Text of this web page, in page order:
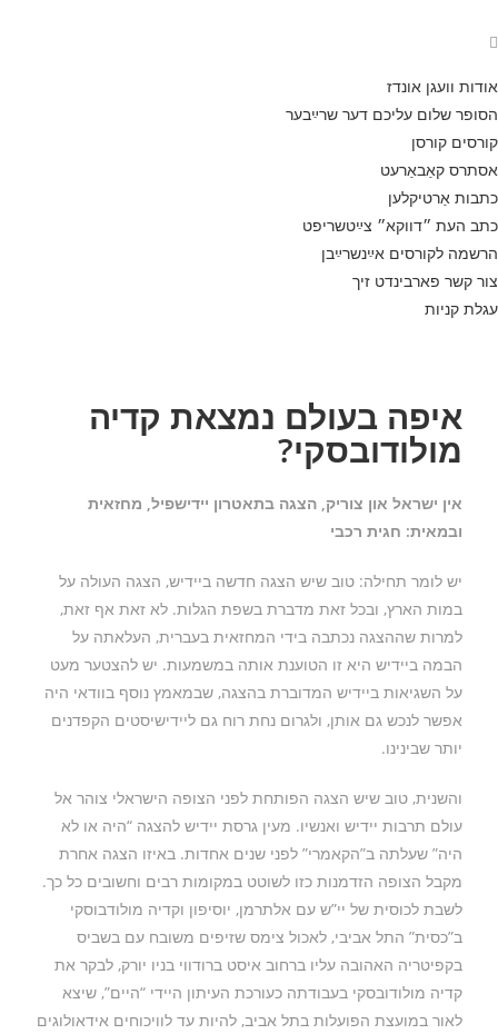
אודות וועגן אונדז
הסופר שלום עליכם דער שרײַבער
קורסים קורסן
אסתרס קאַבאַרעט
כתבות אַרטיקלען
כתב העת ״דווקא״ צײַטשריפט
הרשמה לקורסים אײַנשרײַבן
צור קשר פארבינדט זיך
עגלת קניות
איפה בעולם נמצאת קדיה
מולודובסקי?
אין ישראל און צוריק, הצגה בתאטרון יידישפיל, מחזאית
ובמאית: חגית רכבי
יש לומר תחילה: טוב שיש הצגה חדשה ביידיש, הצגה העולה על
במות הארץ, ובכל זאת מדברת בשפת הגלות. לא זאת אף זאת,
למרות שההצגה נכתבה בידי המחזאית בעברית, העלאתה על
הבמה ביידיש היא זו הטוענת אותה במשמעות. יש להצטער מעט
על השגיאות ביידיש המדוברת בהצגה, שבמאמץ נוסף בוודאי היה
אפשר לנכש גם אותן, ולגרום נחת רוח גם ליידישיסטים הקפדנים
יותר שבינינו.
והשנית, טוב שיש הצגה הפותחת לפני הצופה הישראלי צוהר אל
עולם תרבות יידיש ואנשיו. מעין גרסת יידיש להצגה “היה או לא
היה” שעלתה ב”הקאמרי” לפני שנים אחדות. באיזו הצגה אחרת
מקבל הצופה הזדמנות כזו לשוטט במקומות רבים וחשובים כל כך.
לשבת לכוסית של יי”ש עם אלתרמן, יוסיפון וקדיה מולודבוסקי
ב”כסית” התל אביבי, לאכול צימס שזיפים משובח עם בשביס
בקפיטריה האהובה עליו ברחוב איסט ברודווי בניו יורק, לבקר את
קדיה מולודובסקי בעבודתה כעורכת העיתון היידי “היים”, שיצא
לאור במועצת הפועלות בתל אביב, להיות עד לוויכוחים אידאולוגים